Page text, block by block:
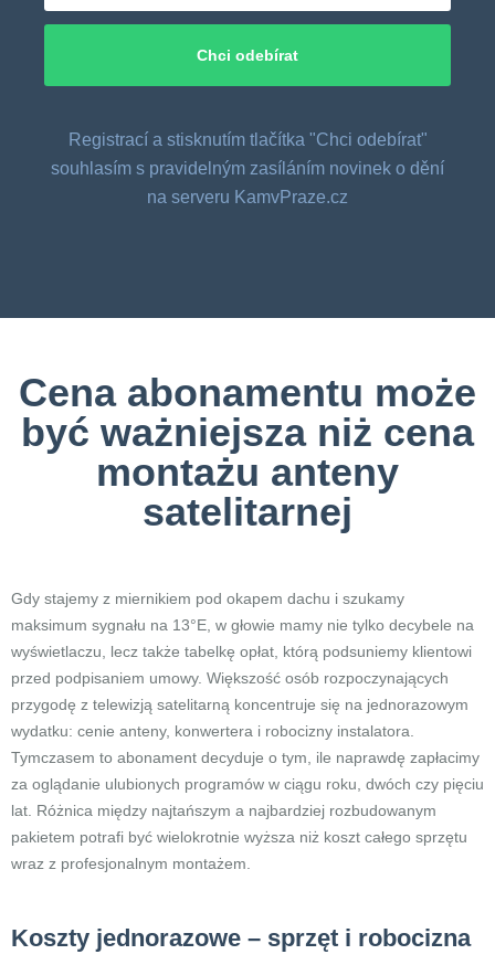
Registrací a stisknutím tlačítka "Chci odebírat"
souhlasím s pravidelným zasíláním novinek o dění
na serveru KamvPraze.cz
Cena abonamentu może
być ważniejsza niż cena
montażu anteny
satelitarnej
Gdy stajemy z miernikiem pod okapem dachu i szukamy
maksimum sygnału na 13°E, w głowie mamy nie tylko decybele na
wyświetlaczu, lecz także tabelkę opłat, którą podsuniemy klientowi
przed podpisaniem umowy. Większość osób rozpoczynających
przygodę z telewizją satelitarną koncentruje się na jednorazowym
wydatku: cenie anteny, konwertera i robocizny instalatora.
Tymczasem to abonament decyduje o tym, ile naprawdę zapłacimy
za oglądanie ulubionych programów w ciągu roku, dwóch czy pięciu
lat. Różnica między najtańszym a najbardziej rozbudowanym
pakietem potrafi być wielokrotnie wyższa niż koszt całego sprzętu
wraz z profesjonalnym montażem.
Koszty jednorazowe – sprzęt i robocizna